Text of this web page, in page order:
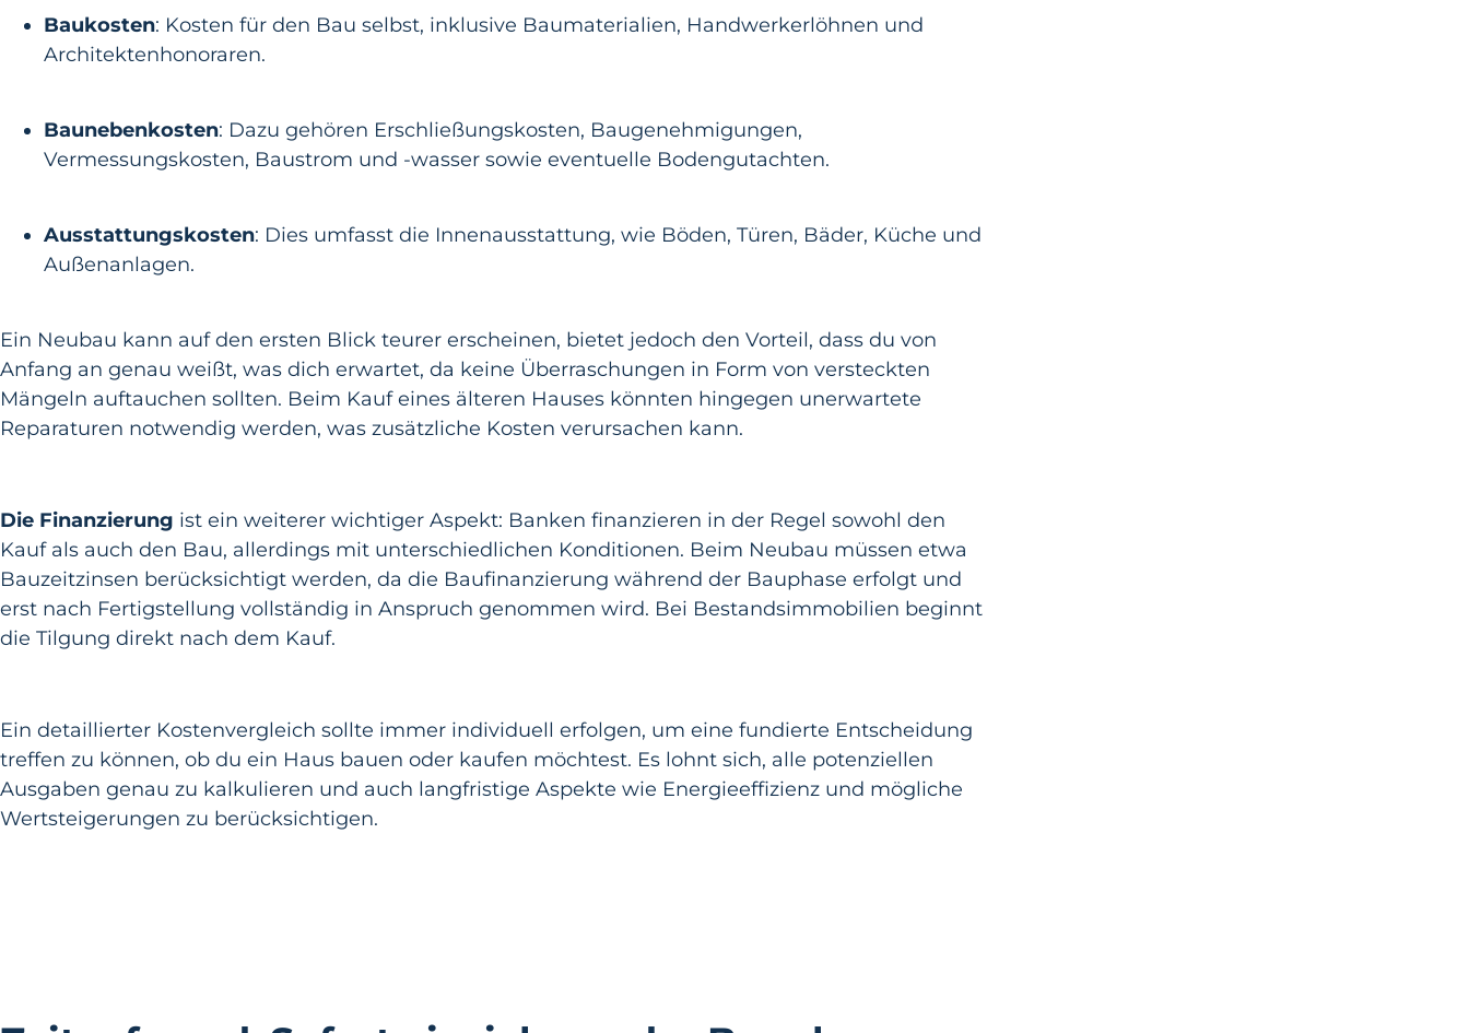
Baukosten: Kosten für den Bau selbst, inklusive Baumaterialien, Handwerkerlöhnen und
Architektenhonoraren.
Baunebenkosten: Dazu gehören Erschließungskosten, Baugenehmigungen,
Vermessungskosten, Baustrom und -wasser sowie eventuelle Bodengutachten.
Ausstattungskosten: Dies umfasst die Innenausstattung, wie Böden, Türen, Bäder, Küche und
Außenanlagen.
Ein Neubau kann auf den ersten Blick teurer erscheinen, bietet jedoch den Vorteil, dass du von
Anfang an genau weißt, was dich erwartet, da keine Überraschungen in Form von versteckten
Mängeln auftauchen sollten. Beim Kauf eines älteren Hauses könnten hingegen unerwartete
Reparaturen notwendig werden, was zusätzliche Kosten verursachen kann.
Die Finanzierung ist ein weiterer wichtiger Aspekt: Banken finanzieren in der Regel sowohl den
Kauf als auch den Bau, allerdings mit unterschiedlichen Konditionen. Beim Neubau müssen etwa
Bauzeitzinsen berücksichtigt werden, da die Baufinanzierung während der Bauphase erfolgt und
erst nach Fertigstellung vollständig in Anspruch genommen wird. Bei Bestandsimmobilien beginnt
die Tilgung direkt nach dem Kauf.
Ein detaillierter Kostenvergleich sollte immer individuell erfolgen, um eine fundierte Entscheidung
treffen zu können, ob du ein Haus bauen oder kaufen möchtest. Es lohnt sich, alle potenziellen
Ausgaben genau zu kalkulieren und auch langfristige Aspekte wie Energieeffizienz und mögliche
Wertsteigerungen zu berücksichtigen.